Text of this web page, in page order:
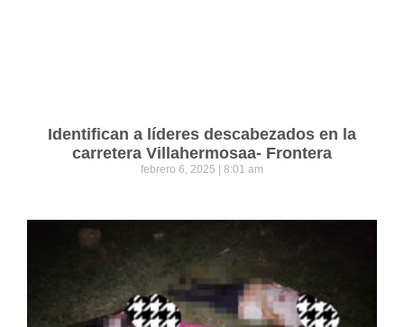
Identifican a líderes descabezados en la
carretera Villahermosaa- Frontera
febrero 6, 2025 8:01 am